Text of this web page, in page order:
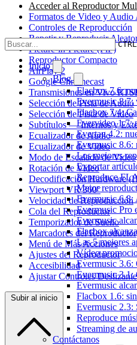
Inicio
Blog
Flacbox 7.6:
Evermusic 8.7:
Flacbox 7.4:
Evervideo 1.7:
Evertag 4.2:
Evermusic 8.6:
Los mejores
Exportar
Reproduce
Mejor
Evermusic 6.8:
Evermusic Pro
Evermusic
Flacbox
Las 5 mejores
Vídeo
Evermusic 3.6:
Evermusic 3.1:
Evermusic
Flacbox 1.6:
Evermusic 2.3:
Reproduce
Streaming de
Contáctanos
Acceder al Reproductor
Formatos de Video y Audio
Controles de Reproducción
Repetir y Reproducir
Picture-in-Picture (PiP)
Reproductor Compacto
AirPlay 2
Google Chromecast
Transmisiones en Vivo
Selección de Pista de Audio
Selección de Pista de Video
Subtítulos — Internos y
Ecualizador de Audio
Ecualizador de Video
Modo de Escalado de Video
Rotación de Video
Decodificación Hardware
Viewport VR 360°
Velocidad de Reproducción
Cola del Reproductor
Temporizador de Sueño
Marcadores del Reproductor
Menú de Más Acciones
Ajustes del Reproductor
Accesibilidad
Ajustar Controles
Subir al inicio